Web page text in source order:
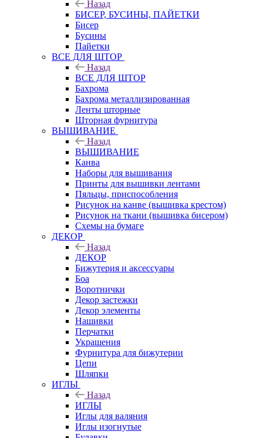
Назад
БИСЕР, БУСИНЫ, ПАЙЕТКИ
Бисер
Бусины
Пайетки
ВСЕ ДЛЯ ШТОР
Назад
ВСЕ ДЛЯ ШТОР
Бахрома
Бахрома металлизированная
Ленты шторные
Шторная фурнитура
ВЫШИВАНИЕ
Назад
ВЫШИВАНИЕ
Канва
Наборы для вышивания
Принты для вышивки лентами
Пяльцы, приспособления
Рисунок на канве (вышивка крестом)
Рисунок на ткани (вышивка бисером)
Схемы на бумаге
ДЕКОР
Назад
ДЕКОР
Бижутерия и аксессуары
Боа
Воротнички
Декор застежки
Декор элементы
Нашивки
Перчатки
Украшения
Фурнитура для бижутерии
Цепи
Шляпки
ИГЛЫ
Назад
ИГЛЫ
Иглы для валяния
Иглы изогнутые